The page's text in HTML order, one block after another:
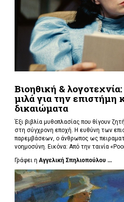
Βιοηθική &
μιλά για την επιστήμη
δικαιώματα
Έξι βιβλία μυθοπλασίας που θίγουν
στη σύγχρονη εποχή. Η ευθύνη των
παρεμβάσεων, ο άνθρωπος ως
νοημοσύνη. Εικόνα: Από την ταινία
Γράφει η Αγγελική Σπηλιοπούλου ...